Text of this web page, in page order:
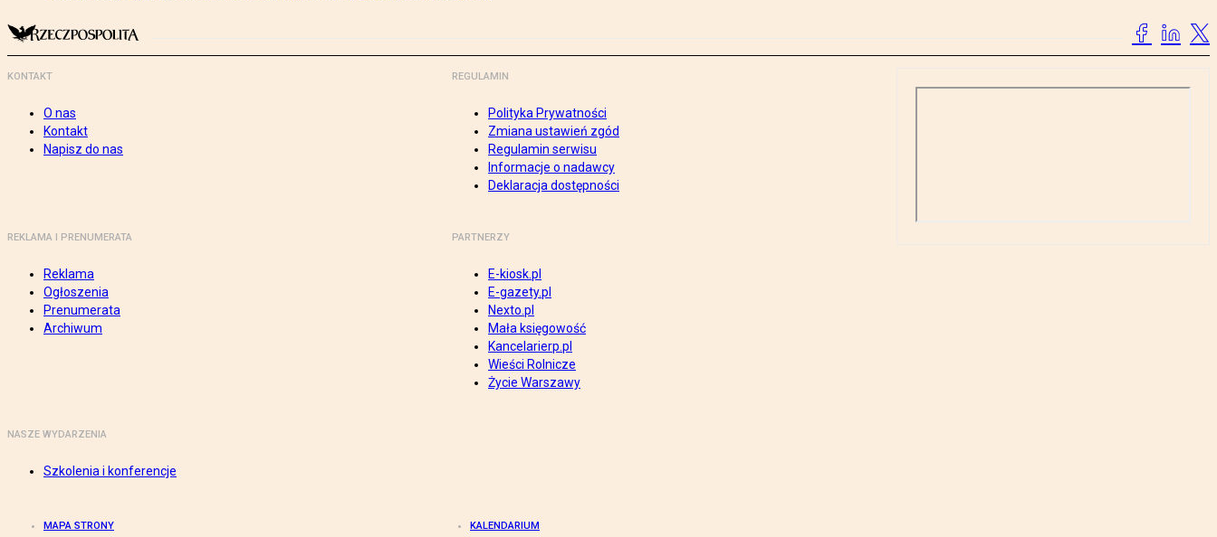
KONTAKT
O nas
Kontakt
Napisz do nas
REGULAMIN
Polityka Prywatności
Zmiana ustawień zgód
Regulamin serwisu
Informacje o nadawcy
Deklaracja dostępności
REKLAMA I PRENUMERATA
Reklama
Ogłoszenia
Prenumerata
Archiwum
PARTNERZY
E-kiosk.pl
E-gazety.pl
Nexto.pl
Mała księgowość
Kancelarierp.pl
Wieści Rolnicze
Życie Warszawy
NASZE WYDARZENIA
Szkolenia i konferencje
MAPA STRONY KALENDARIUM